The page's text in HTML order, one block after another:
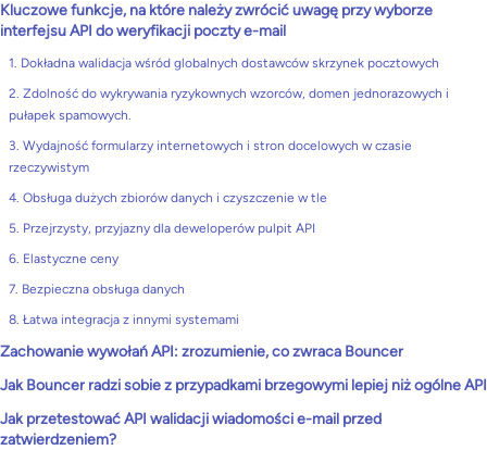
Kluczowe funkcje, na które należy zwrócić uwagę przy wyborze
interfejsu API do weryfikacji poczty e-mail
1. Dokładna walidacja wśród globalnych dostawców skrzynek pocztowych
2. Zdolność do wykrywania ryzykownych wzorców, domen jednorazowych i
pułapek spamowych.
3. Wydajność formularzy internetowych i stron docelowych w czasie
rzeczywistym
4. Obsługa dużych zbiorów danych i czyszczenie w tle
5. Przejrzysty, przyjazny dla deweloperów pulpit API
6. Elastyczne ceny
7. Bezpieczna obsługa danych
8. Łatwa integracja z innymi systemami
Zachowanie wywołań API: zrozumienie, co zwraca Bouncer
Jak Bouncer radzi sobie z przypadkami brzegowymi lepiej niż ogólne API
Jak przetestować API walidacji wiadomości e-mail przed
zatwierdzeniem?